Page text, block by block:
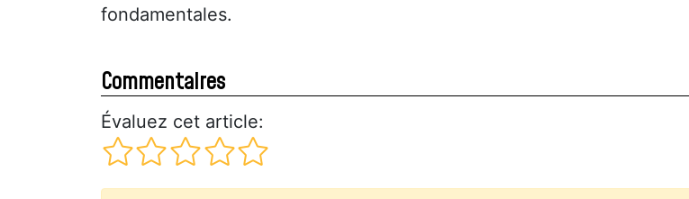
fondamentales.
Commentaires
Évaluez cet article: